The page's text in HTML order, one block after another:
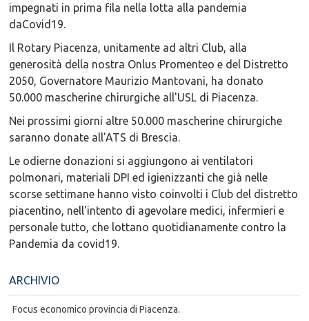
impegnati in prima fila nella lotta alla pandemia
daCovid19.
Il Rotary Piacenza, unitamente ad altri Club, alla
generosità della nostra Onlus Promenteo e del Distretto
2050, Governatore Maurizio Mantovani, ha donato
50.000 mascherine chirurgiche all'USL di Piacenza.
Nei prossimi giorni altre 50.000 mascherine chirurgiche
saranno donate all'ATS di Brescia.
Le odierne donazioni si aggiungono ai ventilatori
polmonari, materiali DPI ed igienizzanti che già nelle
scorse settimane hanno visto coinvolti i Club del distretto
piacentino, nell'intento di agevolare medici, infermieri e
personale tutto, che lottano quotidianamente contro la
Pandemia da covid19.
ARCHIVIO
Focus economico provincia di Piacenza.